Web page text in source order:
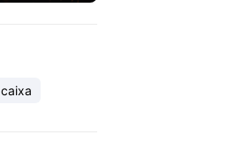
caixa